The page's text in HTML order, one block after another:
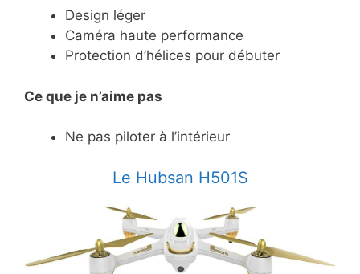
Design léger
Caméra haute performance
Protection d’hélices pour débuter
Ce que je n’aime pas
Ne pas piloter à l’intérieur
​Le Hubsan H501S